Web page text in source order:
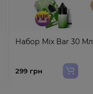
Набор Mix Bar 30 Мл
299 грн